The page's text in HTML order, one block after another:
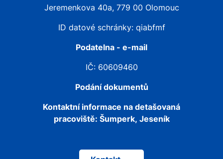
Jeremenkova 40a, 779 00 Olomouc
ID datové schránky: qiabfmf
Podatelna - e-mail
IČ: 60609460
Podání dokumentů
Kontaktní informace na detašovaná
pracoviště: Šumperk, Jeseník